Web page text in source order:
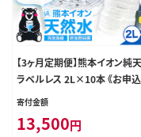
【3ヶ月定期便】熊本イオン純
ラベルレス 2L×10本 《お申
月から出荷》2l 水 飲料水 ナチ
玉東町 完全国産 天然水 くまモ
寄付金額
13,500円